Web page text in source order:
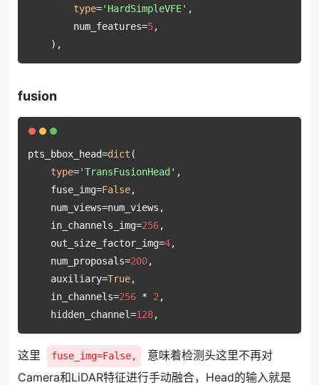
type='HardSimpleVFE' ,
        num_features=
5,
    ),
fusion
pts_bbox_head=dict (
type='TransFusionHead' ,
    fuse_img=
False,
    num_views=num_views,
    in_channels_img=
256,
    out_size_factor_img=
4,
    num_proposals=
200,
    auxiliary=
True,
    in_channels=
256 * 2 ,
    hidden_channel=
128,
这里 fuse_img=False,
意味着检测头这里不再对
Camera和LiDAR特征进行手动融合，Head的输入就是